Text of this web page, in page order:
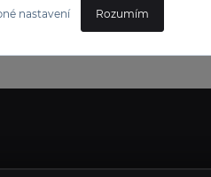
nastavení Rozumím